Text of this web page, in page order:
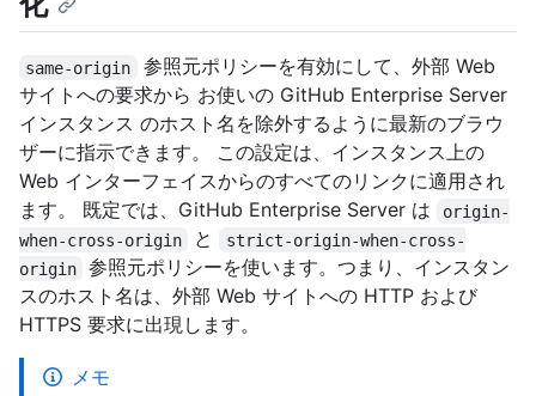
same-origin
参照元ポリシーを有効にして、外部 Web
サイトへの要求から お使いの GitHub Enterprise Server
インスタンス のホスト名を除外するように最新のブラウ
ザーに指示できます。 この設定は、インスタンス上の
Web インターフェイスからのすべてのリンクに適用され
ます。 既定では、GitHub Enterprise Server は
origin-
when-cross-origin
と
strict-origin-when-cross-
origin
参照元ポリシーを使います。つまり、インスタン
スのホスト名は、外部 Web サイトへの HTTP および
HTTPS 要求に出現します。
メモ